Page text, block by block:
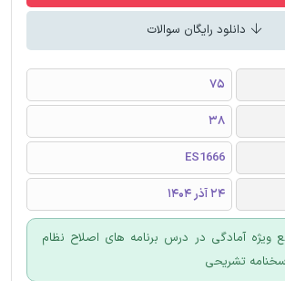
دانلود رایگان سوالات
75
38
ES1666
24 آذر 1404
ویژه آمادگی در درس برنامه های اصلاح نظام
تشریحی